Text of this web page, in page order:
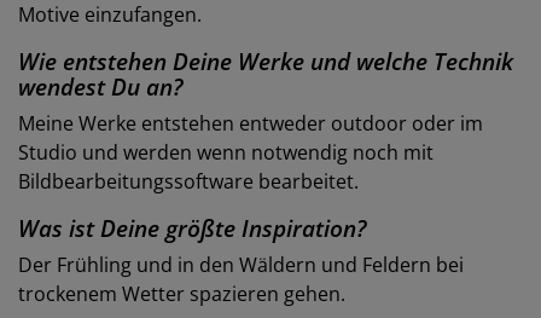
Motive einzufangen.
Wie entstehen Deine Werke und welche Technik
wendest Du an?
Meine Werke entstehen entweder outdoor oder im
Studio und werden wenn notwendig noch mit
Bildbearbeitungssoftware bearbeitet.
Was ist Deine größte Inspiration?
Der Frühling und in den Wäldern und Feldern bei
trockenem Wetter spazieren gehen.